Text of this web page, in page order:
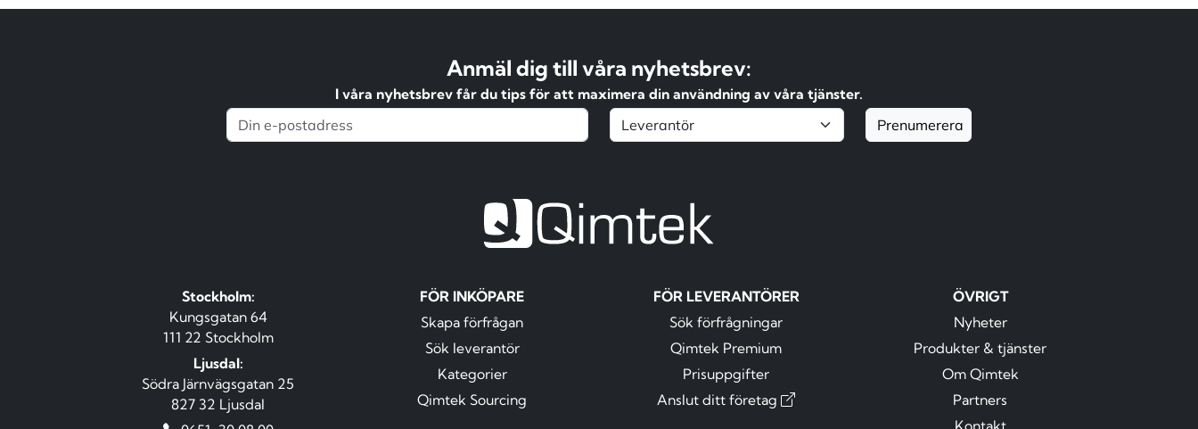
Anmäl dig till våra nyhetsbrev:
I våra nyhetsbrev får du tips för att maximera din användning av våra tjänster.
Prenumerera
Stockholm:
Kungsgatan 64
111 22 Stockholm
Ljusdal:
Södra Järnvägsgatan 25
827 32 Ljusdal
FÖR INKÖPARE
Skapa förfrågan
Sök leverantör
Kategorier
Qimtek Sourcing
FÖR LEVERANTÖRER
Sök förfrågningar
Qimtek Premium
Prisuppgifter
Anslut ditt företag
ÖVRIGT
Nyheter
Produkter & tjänster
Om Qimtek
Partners
Kontakt